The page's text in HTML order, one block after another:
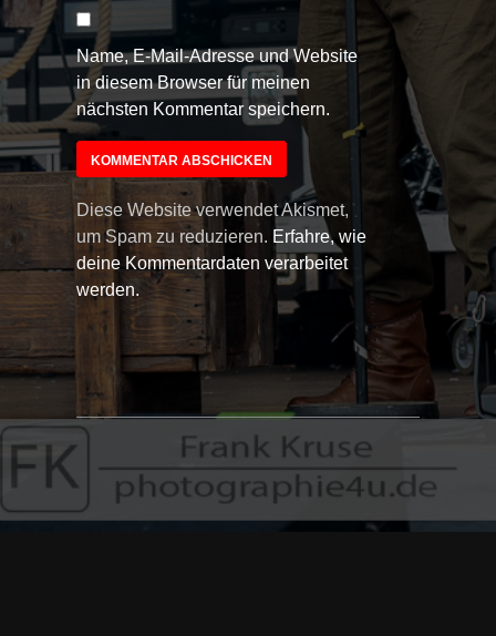
Name, E-Mail-Adresse und Website
in diesem Browser für meinen
nächsten Kommentar speichern.
Diese Website verwendet Akismet,
um Spam zu reduzieren. Erfahre, wie
deine Kommentardaten verarbeitet
werden.